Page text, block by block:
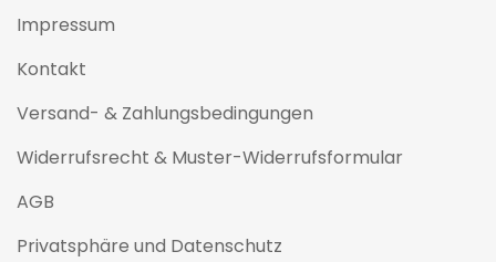
Impressum
Kontakt
Versand- & Zahlungsbedingungen
Widerrufsrecht & Muster-Widerrufsformular
AGB
Privatsphäre und Datenschutz